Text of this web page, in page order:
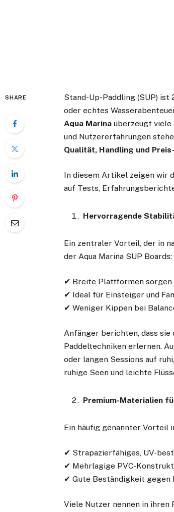
SHARE
Stand-Up-Paddling (SUP)
oder echtes
Aqua Marina überzeugt viele
und Nutzer­erfahrungen
Qualität, Handling und
In diesem Artikel zeigen wir
auf Tests,
Hervorragende
Ein zentraler Vorteil, der in
der Aqua Marina SUP Boards:
✔ Breite Plattformen sorgen
✔ Ideal für Einsteiger und
✔ Weniger Kippen bei
Anfänger berichten, dass
Paddeltechniken erlernen.
oder langen Sessions auf
ruhige Seen und leichte
Premium-Materialien
Ein häufig genannter
✔ Strapazierfähiges, UV-
✔ Mehrlagige PVC-
✔ Gute Beständigkeit gegen
Viele Nutzer nennen in ihren